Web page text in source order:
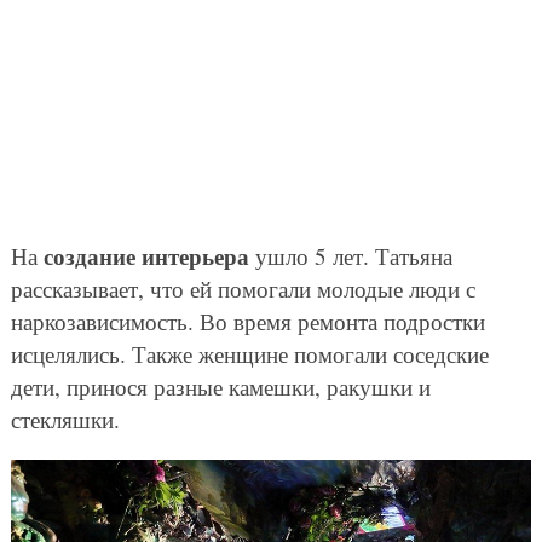
На создание интерьера ушло 5 лет. Татьяна
рассказывает, что ей помогали молодые люди с
наркозависимость. Во время ремонта подростки
исцелялись. Также женщине помогали соседские
дети, принося разные камешки, ракушки и
стекляшки.